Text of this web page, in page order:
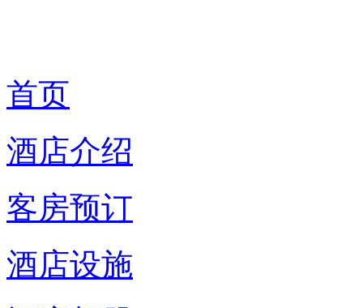
首页
酒店介绍
客房预订
酒店设施